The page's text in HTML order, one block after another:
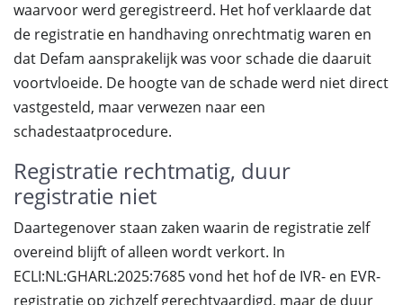
waarvoor werd geregistreerd. Het hof verklaarde dat
de registratie en handhaving onrechtmatig waren en
dat Defam aansprakelijk was voor schade die daaruit
voortvloeide. De hoogte van de schade werd niet direct
vastgesteld, maar verwezen naar een
schadestaatprocedure.
Registratie rechtmatig, duur
registratie niet
Daartegenover staan zaken waarin de registratie zelf
overeind blijft of alleen wordt verkort. In
ECLI:NL:GHARL:2025:7685 vond het hof de IVR- en EVR-
registratie op zichzelf gerechtvaardigd, maar de duur